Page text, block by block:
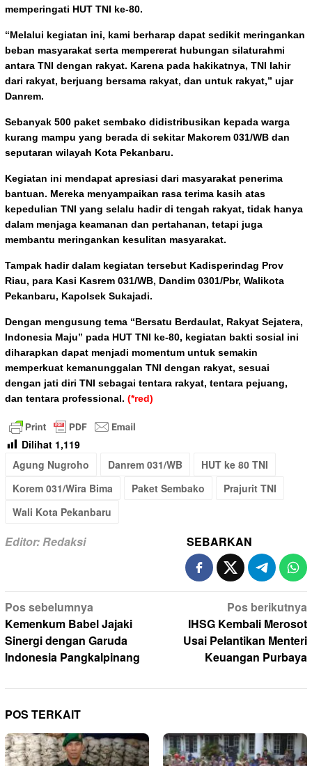
memperingati HUT TNI ke-80.
“Melalui kegiatan ini, kami berharap dapat sedikit meringankan
beban masyarakat serta mempererat hubungan silaturahmi
antara TNI dengan rakyat. Karena pada hakikatnya, TNI lahir
dari rakyat, berjuang bersama rakyat, dan untuk rakyat,” ujar
Danrem.
Sebanyak 500 paket sembako didistribusikan kepada warga
kurang mampu yang berada di sekitar Makorem 031/WB dan
seputaran wilayah Kota Pekanbaru.
Kegiatan ini mendapat apresiasi dari masyarakat penerima
bantuan. Mereka menyampaikan rasa terima kasih atas
kepedulian TNI yang selalu hadir di tengah rakyat, tidak hanya
dalam menjaga keamanan dan pertahanan, tetapi juga
membantu meringankan kesulitan masyarakat.
Tampak hadir dalam kegiatan tersebut Kadisperindag Prov
Riau, para Kasi Kasrem 031/WB, Dandim 0301/Pbr, Walikota
Pekanbaru, Kapolsek Sukajadi.
Dengan mengusung tema “Bersatu Berdaulat, Rakyat Sejatera,
Indonesia Maju” pada HUT TNI ke-80, kegiatan bakti sosial ini
diharapkan dapat menjadi momentum untuk semakin
memperkuat kemanunggalan TNI dengan rakyat, sesuai
dengan jati diri TNI sebagai tentara rakyat, tentara pejuang,
dan tentara professional. (*red)
Dilihat 1,119
Agung Nugroho
Danrem 031/WB
HUT ke 80 TNI
Korem 031/Wira Bima
Paket Sembako
Prajurit TNI
Wali Kota Pekanbaru
Editor: Redaksi SEBARKAN
Navigasi
pos
Pos sebelumnya
Kemenkum Babel Jajaki
Sinergi dengan Garuda
Indonesia Pangkalpinang
Pos berikutnya
IHSG Kembali Merosot
Usai Pelantikan Menteri
Keuangan Purbaya
POS TERKAIT